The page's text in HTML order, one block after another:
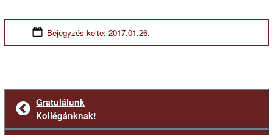
Bejegyzés kelte: 2017.01.26.
Előző
bejegyzés
Gratulálunk
Kollégánknak!